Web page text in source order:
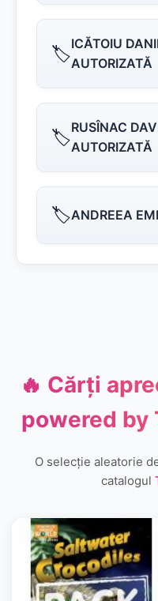
🏷️ICĂTOIU
AUTORIZATĂ
🏷️RUSÎNAC
AUTORIZATĂ
🏷️ANDREEA
🔥 Cărți
powered by
O selecție aleatorie
catalogul